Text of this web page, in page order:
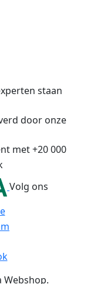
staan
door onze
met +20 000
Volg ons
Webshop.